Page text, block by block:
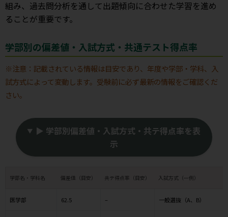
組み、過去問分析を通して出題傾向に合わせた学習を進め
ることが重要です。
学部別の偏差値・入試方式・共通テスト得点率
※注意：記載されている情報は目安であり、年度や学部・学科、入
試方式によって変動します。受験前に必ず最新の情報をご確認くだ
さい。
▶ 学部別偏差値・入試方式・共テ得点率を表
示
学部名・学科名 偏差値（目安） 共テ得点率（目安） 入試方式（一例）
医学部 62.5 – 一般選抜（A、B）